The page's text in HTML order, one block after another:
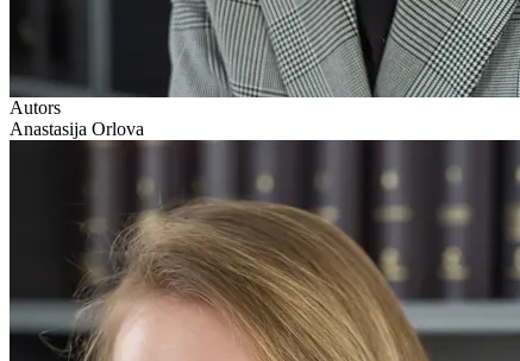
Autors
Anastasija Orlova